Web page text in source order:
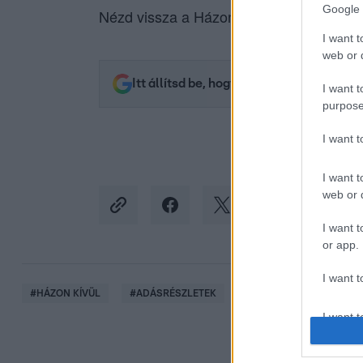
Google
I want
web or
I want
I want
I want
web or
I want
or app.
I want
I want
Nézd vissza a Házon kívül adásait az
Itt állítsd be, hogy az RTL.hu az elsők
#HÁZON KÍVÜL #ADÁSRÉSZLETEK